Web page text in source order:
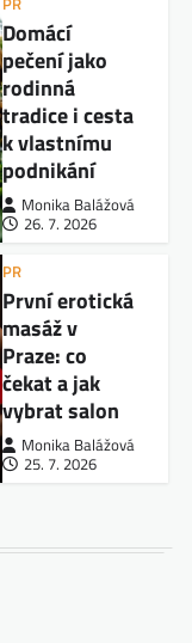
Domácí
pečení jako
rodinná
tradice i cesta
k vlastnímu
podnikání
Monika Balážová
26. 7. 2026
PR
První erotická
masáž v
Praze: co
čekat a jak
vybrat salon
Monika Balážová
25. 7. 2026